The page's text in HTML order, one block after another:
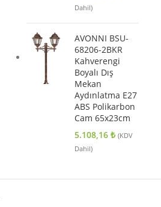
Dahil)
AVONNI BSU-
68206-2BKR
Kahverengi
Boyalı Dış
Mekan
Aydınlatma E27
ABS Polikarbon
Cam 65x23cm
5.108,16₺ (KDV
Dahil)